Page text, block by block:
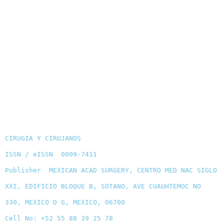
CIRUGIA Y CIRUJANOS
ISSN / eISSN 0009-7411
Publisher MEXICAN ACAD SURGERY, CENTRO MED NAC SIGLO
XXI, EDIFICIO BLOQUE B, SOTANO, AVE CUAUHTEMOC NO
330, MEXICO D G, MEXICO, 06700
Cell No: +52 55 88 39 25 78